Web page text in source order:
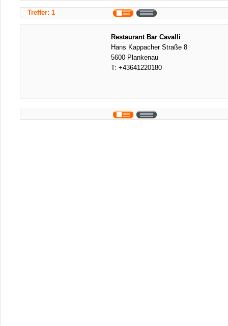
Treffer: 1
Restaurant Bar Cavalli
Hans Kappacher Straße 8
5600 Plankenau
T: +43641220180